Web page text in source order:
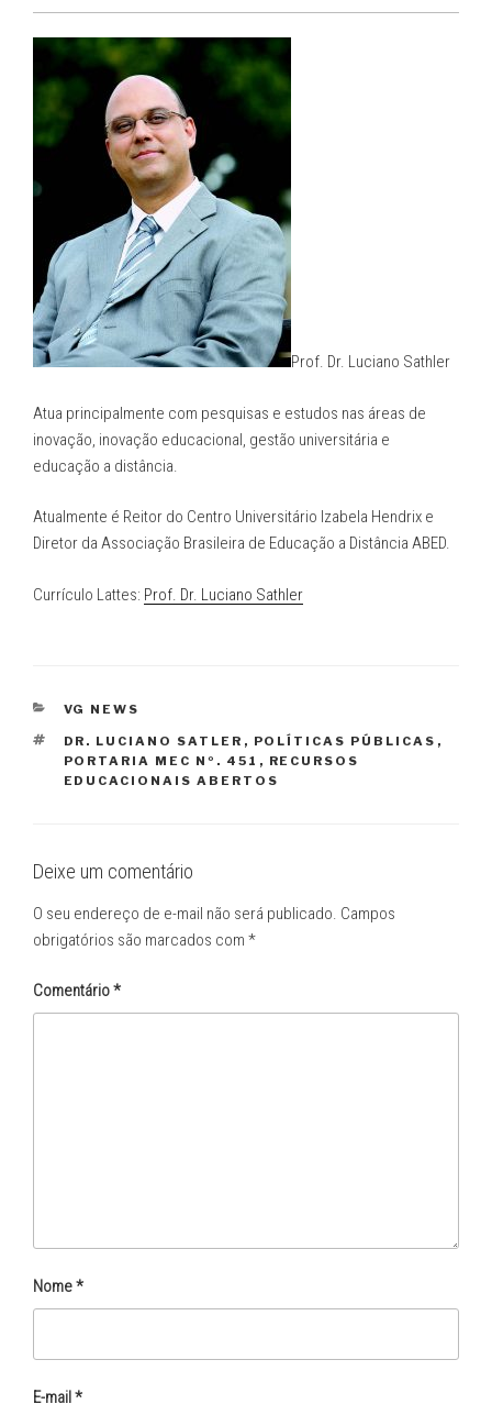
Prof. Dr. Luciano Sathler
Atua principalmente com pesquisas e estudos nas áreas de
inovação, inovação educacional, gestão universitária e
educação a distância.
Atualmente é Reitor do Centro Universitário Izabela Hendrix e
Diretor da Associação Brasileira de Educação a Distância ABED.
Currículo Lattes: Prof. Dr. Luciano Sathler
CATEGORIAS
VG NEWS
TAGS
DR. LUCIANO SATLER , POLÍTICAS PÚBLICAS ,
PORTARIA MEC Nº. 451 , RECURSOS
EDUCACIONAIS ABERTOS
Deixe um comentário
O seu endereço de e-mail não será publicado. Campos
obrigatórios são marcados com *
Comentário*
Nome*
E-mail *